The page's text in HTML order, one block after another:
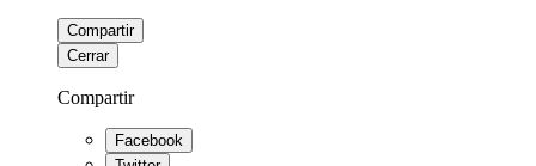
Compartir
Cerrar
Compartir
Facebook